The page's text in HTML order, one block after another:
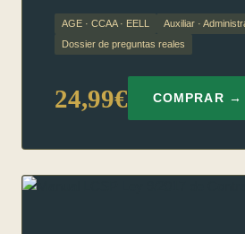
AGE · CCAA · EELL
Auxiliar ·
Dossier de preguntas reales
24,99€ COMPRAR →